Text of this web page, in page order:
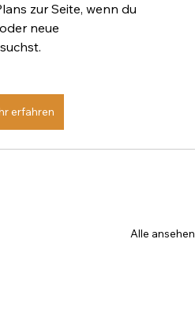
zur Seite, wenn du
neue
erfahren
Alle ansehen